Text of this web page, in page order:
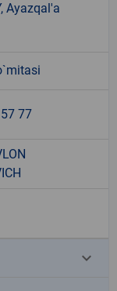
Ayazqal'a
77
keyboard_arrow_down